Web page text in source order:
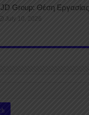
JD Group: Θέση Εργασίας
July 10, 2026